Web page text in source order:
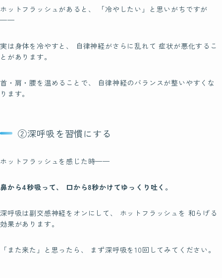
ホットフラッシュがあると、 「冷やしたい」と思いがちですが
——
実は身体を冷やすと、 自律神経がさらに乱れて 症状が悪化するこ
とがあります。
首・肩・腰を温めることで、 自律神経のバランスが整いやすくな
ります。
②深呼吸を習慣にする
ホットフラッシュを感じた時——
鼻から4秒吸って、 口から8秒かけてゆっくり吐く。
深呼吸は副交感神経をオンにして、 ホットフラッシュを 和らげる
効果があります。
「また来た」と思ったら、 まず深呼吸を10回してみてください。